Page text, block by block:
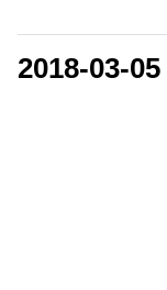
2018-03-05